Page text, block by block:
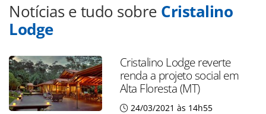
Notícias e tudo sobre Cristalino
Lodge
Cristalino Lodge reverte
renda a projeto social em
Alta Floresta (MT)
24/03/2021 às 14h55